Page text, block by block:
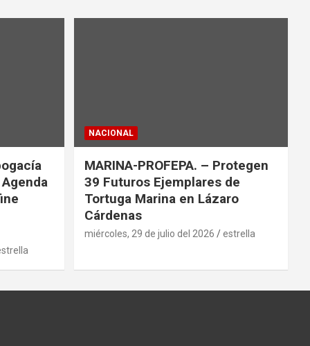
NACIONAL
MARINA-PROFEPA. – Protegen
39 Futuros Ejemplares de
Tortuga Marina en Lázaro
Cárdenas
miércoles, 29 de julio del 2026 estrella